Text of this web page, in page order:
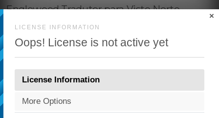
LICENSE INFORMATION
Oops! License is not active yet
×
License Information
More Options